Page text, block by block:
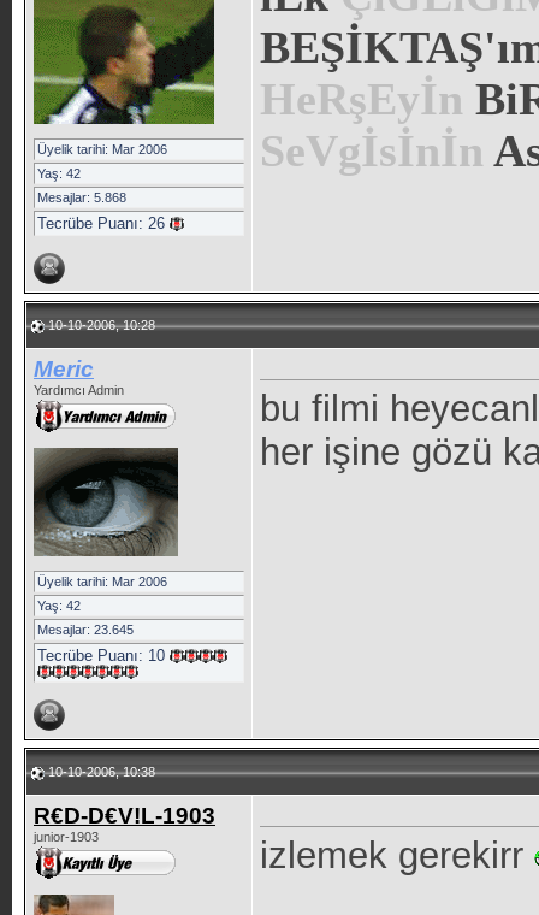
Üyelik tarihi: Mar 2006
Yaş: 42
Mesajlar: 5.868
Tecrübe Puanı: 26
HeRşEyİn
SeVgİsİnİn
10-10-2006, 10:28
Meric
Yardımcı Admin
Üyelik tarihi: Mar 2006
Yaş: 42
Mesajlar: 23.645
Tecrübe Puanı: 10
bu filmi
her işine gözü
10-10-2006, 10:38
R€D-D€V!L-1903
junior-1903
izlemek gerekirr